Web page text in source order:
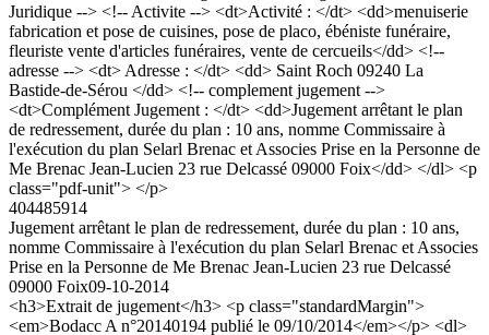
Juridique --> <!-- Activite --> <dt>Activité : </dt> <dd>menuiserie
fabrication et pose de cuisines, pose de placo, ébéniste funéraire,
fleuriste vente d'articles funéraires, vente de cercueils</dd> <!--
adresse --> <dt> Adresse : </dt> <dd> Saint Roch 09240 La
Bastide-de-Sérou </dd> <!-- complement jugement -->
<dt>Complément Jugement : </dt> <dd>Jugement arrêtant le plan
de redressement, durée du plan : 10 ans, nomme Commissaire à
l'exécution du plan Selarl Brenac et Associes Prise en la Personne de
Me Brenac Jean-Lucien 23 rue Delcassé 09000 Foix</dd> </dl> <p
class="pdf-unit"> </p>
404485914
Jugement arrêtant le plan de redressement, durée du plan : 10 ans,
nomme Commissaire à l'exécution du plan Selarl Brenac et Associes
Prise en la Personne de Me Brenac Jean-Lucien 23 rue Delcassé
09000 Foix09-10-2014
<h3>Extrait de jugement</h3> <p class="standardMargin">
<em>Bodacc A n°20140194 publié le 09/10/2014</em></p> <dl>